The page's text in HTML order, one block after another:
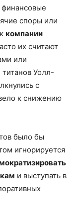
споры или
компании
их считают
или
Уолл-
с
к снижению
было бы
игнорируется
и выступать в